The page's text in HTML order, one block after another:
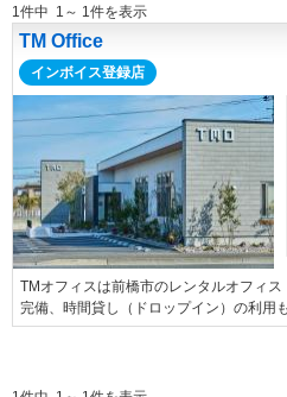
1件中 1～ 1件を表示
TM Office
インボイス登録店
TMオフィスは前橋市のレンタルオフィ
完備、時間貸し（ドロップイン）の利用